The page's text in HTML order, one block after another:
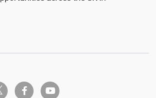
x facebook-fyoutube